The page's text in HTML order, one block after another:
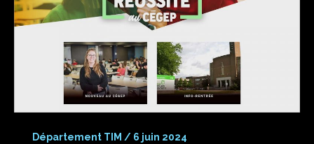
Département TIM / 6 juin 2024